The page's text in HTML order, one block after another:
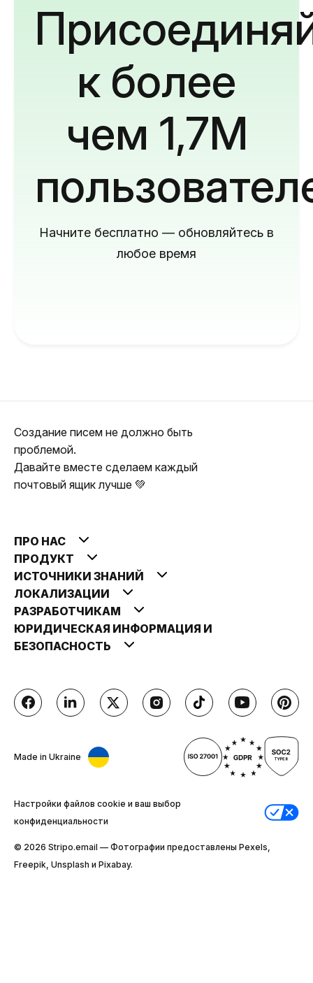
к более
чем 1,7M
Начните бесплатно — обновляйтесь в
любое время
Создание писем не должно быть
проблемой.
Давайте вместе сделаем каждый
почтовый ящик лучше 💚
ПРО НАС
ПРОДУКТ
ИСТОЧНИКИ ЗНАНИЙ
ЛОКАЛИЗАЦИИ
РАЗРАБОТЧИКАМ
ЮРИДИЧЕСКАЯ ИНФОРМАЦИЯ И
БЕЗОПАСНОСТЬ
Made in Ukraine
Настройки файлов cookie и ваш выбор
конфиденциальности
© 2026 Stripо.email — Фотографии предоставлены Pexels,
Freepik, Unsplash и Pixabay.